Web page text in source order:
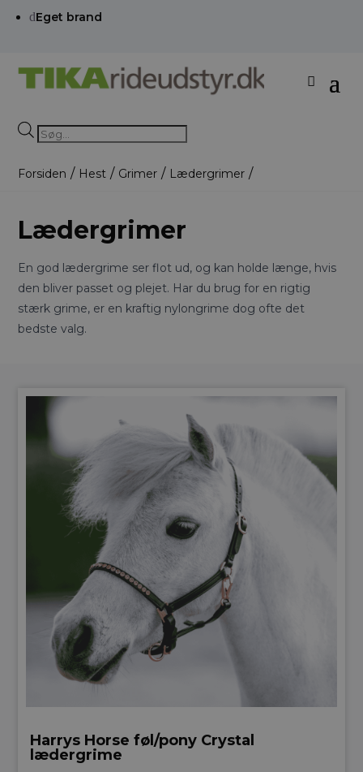
dEget brand
Products
Forsiden
Hest Grimer Lædergrimer
Lædergrimer
En god lædergrime ser flot ud, og kan holde længe, hvis
den bliver passet og plejet. Har du brug for en rigtig
stærk grime, er en kraftig nylongrime dog ofte det
bedste valg.
Harrys Horse føl/pony Crystal
lædergrime